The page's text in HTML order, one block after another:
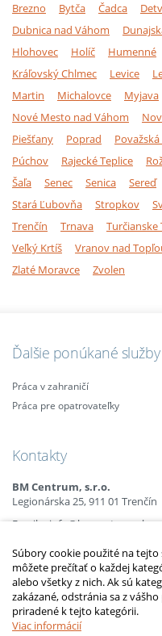
Brezno
Bytča Čadca
Dubnica nad Váhom
Hlohovec
Holíč Humenné
Kráľovský Chlmec
Levice
Martin
Michalovce Myjava
Nové Mesto nad Váhom
Piešťany
Poprad
Púchov
Rajecké Teplice
Šaľa
Senec Senica Sereď
Stará Ľubovňa
Stropkov
Trenčín
Trnava Turčianske
Veľký Krtíš
Vranov nad
Zlaté Moravce
Zvolen
Ďalšie ponúkané služby
Práca v zahraničí
Práca pre opatrovateľky
Kontakty
BM Centrum, s.r.o.
Legionárska 25, 911 01 Trenčín
Email: info@bmcentrum.sk
+421 (0)910 385 238
+421 (0)949 152 774
2010 – 2014 © Copyright
Upraviť nastavenia Cookies
Súbory cookie použité na tejto
môžete prečítať o každej
alebo všetky z nich. Ak sú
zakázané, odstránia sa z
priradené k tejto kategórii.
Viac informácií